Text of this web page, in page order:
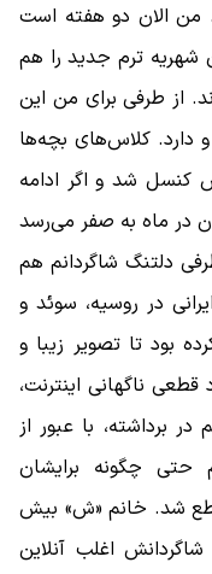
من الان دو هفته است
شهریه ترم جدید را هم
از طرفی برای من این
دارد. کلاس‌های بچه‌ها
کنسل شد و اگر ادامه
30 میلیون تومان در ماه به صفر می‌رسد
دلتنگ شاگردانم هم
در روسیه، سوئد و
بود تا تصویر زیبا و
قطعی ناگهانی اینترنت،
برداشته، با عبور از
حتی چگونه برایشان
قطع شد. خانم «ش» بیش
اغلب آنلاین